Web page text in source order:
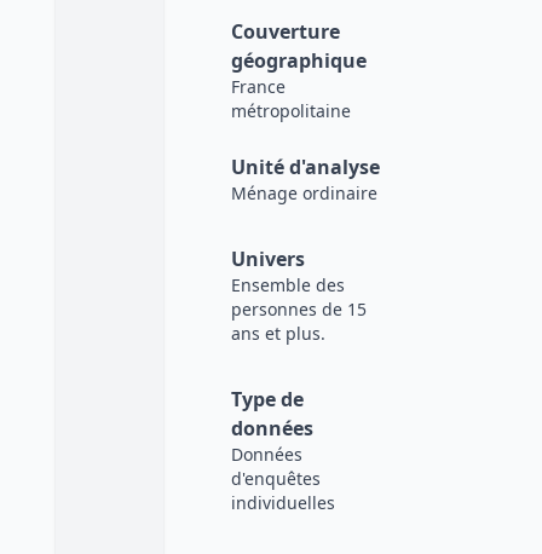
Couverture
géographique
France
métropolitaine
Unité d'analyse
Ménage ordinaire
Univers
Ensemble des
personnes de 15
ans et plus.
Type de
données
Données
d'enquêtes
individuelles